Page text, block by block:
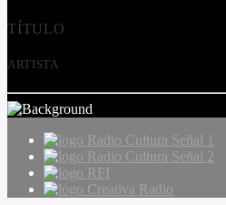
TÍTULO
ARTISTA
Radio Cultura Señal 1
Radio Cultura Señal 2
RFI
Creativa Radio